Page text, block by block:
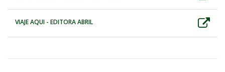
VIAJE AQUI - EDITORA ABRIL